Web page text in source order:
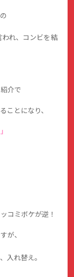
われ、コンビを結
介で
ことになり、
コミボケが逆！
が、
入れ替え。